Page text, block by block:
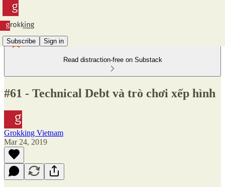
Subscribe Sign in
Read distraction-free on Substack
#61 - Technical Debt và trò chơi xếp hình
Grokking Vietnam
Mar 24, 2019